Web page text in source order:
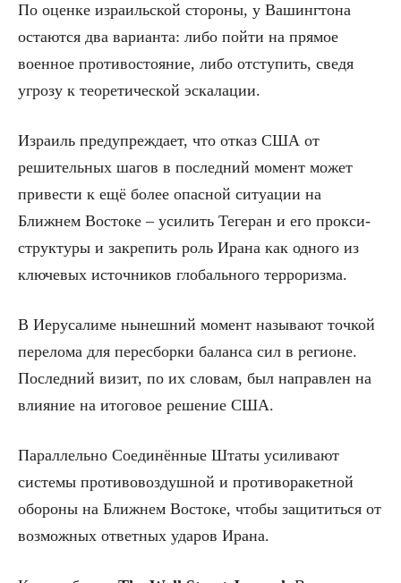
По оценке израильской стороны, у Вашингтона
остаются два варианта: либо пойти на прямое
военное противостояние, либо отступить, сведя
угрозу к теоретической эскалации.
Израиль предупреждает, что отказ США от
решительных шагов в последний момент может
привести к ещё более опасной ситуации на
Ближнем Востоке – усилить Тегеран и его прокси-
структуры и закрепить роль Ирана как одного из
ключевых источников глобального терроризма.
В Иерусалиме нынешний момент называют точкой
перелома для пересборки баланса сил в регионе.
Последний визит, по их словам, был направлен на
влияние на итоговое решение США.
Параллельно Соединённые Штаты усиливают
системы противовоздушной и противоракетной
обороны на Ближнем Востоке, чтобы защититься от
возможных ответных ударов Ирана.